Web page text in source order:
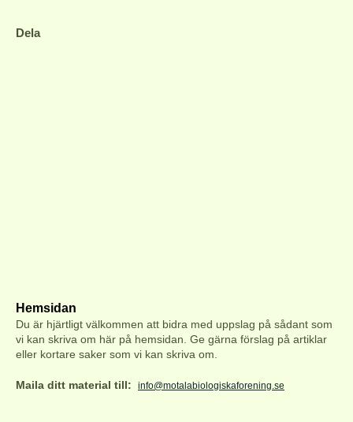
Dela
Hemsidan
Du är hjärtligt välkommen att bidra med uppslag på sådant som
vi kan skriva om här på hemsidan. Ge gärna förslag på artiklar
eller kortare saker som vi kan skriva om.
Maila ditt material till: info@motalabiologiskaforening.se